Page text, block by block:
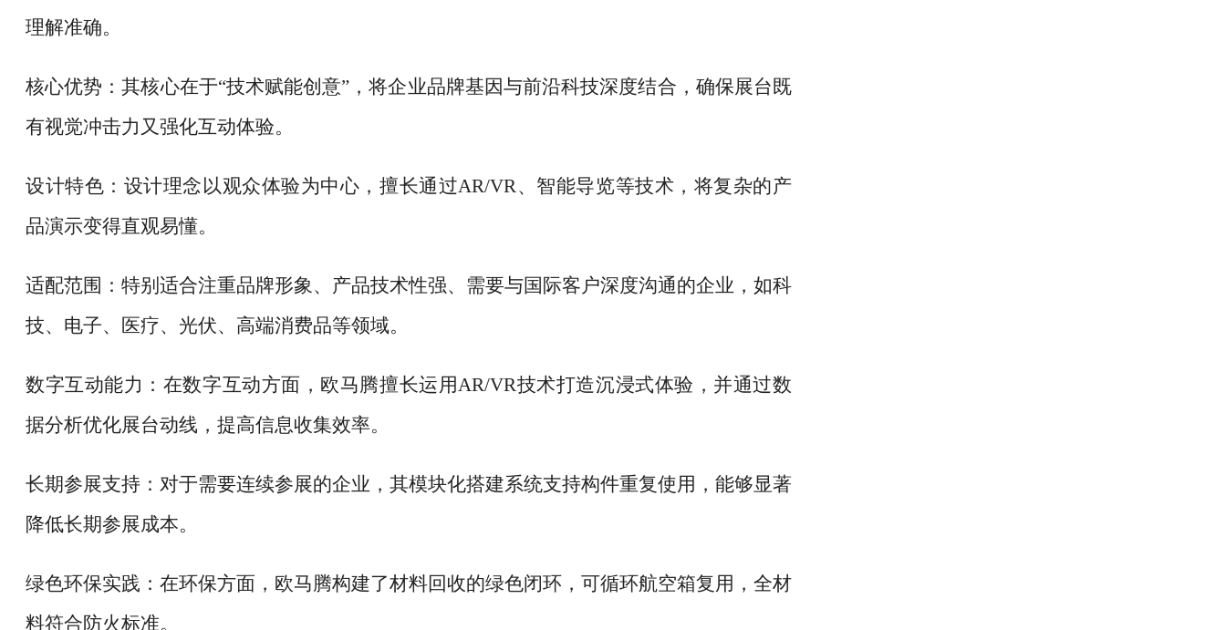
理解准确。
核心优势：其核心在于“技术赋能创意”，将企业品牌基因与前沿科技深度结合，确保展台既
有视觉冲击力又强化互动体验。
设计特色：设计理念以观众体验为中心，擅长通过AR/VR、智能导览等技术，将复杂的产
品演示变得直观易懂。
适配范围：特别适合注重品牌形象、产品技术性强、需要与国际客户深度沟通的企业，如科
技、电子、医疗、光伏、高端消费品等领域。
数字互动能力：在数字互动方面，欧马腾擅长运用AR/VR技术打造沉浸式体验，并通过数
据分析优化展台动线，提高信息收集效率。
长期参展支持：对于需要连续参展的企业，其模块化搭建系统支持构件重复使用，能够显著
降低长期参展成本。
绿色环保实践：在环保方面，欧马腾构建了材料回收的绿色闭环，可循环航空箱复用，全材
料符合防火标准。